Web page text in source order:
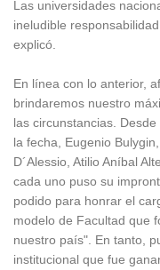
Las universidades
ineludible
explicó.
En línea con lo anterior,
brindaremos nuestro
las circunstancias.
la fecha, Eugenio
D´Alessio, Atilio Aníbal
cada uno puso su
podido para honrar el
modelo de Facultad que
nuestro país". En tanto,
institucional que fue